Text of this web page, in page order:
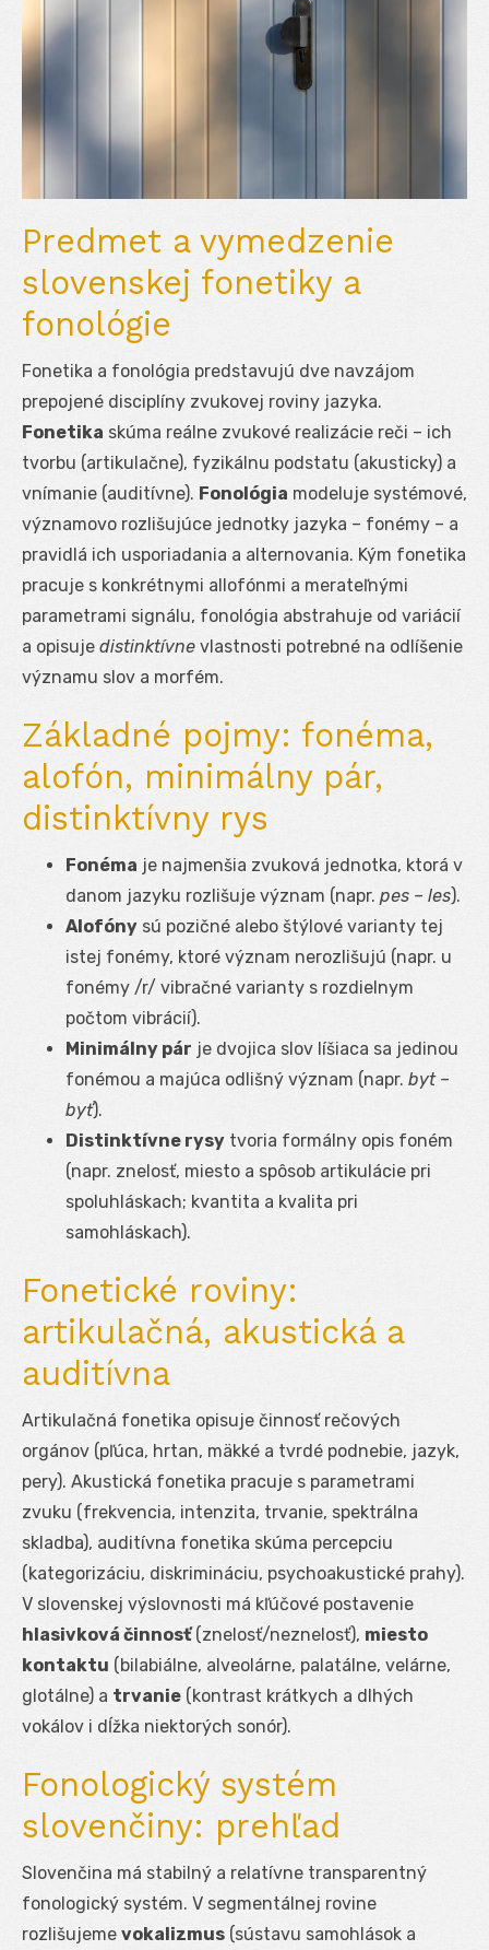
Predmet a vymedzenie
slovenskej fonetiky a
fonológie
Fonetika a fonológia predstavujú dve navzájom
prepojené disciplíny zvukovej roviny jazyka.
Fonetika skúma reálne zvukové realizácie reči – ich
tvorbu (artikulačne), fyzikálnu podstatu (akusticky) a
vnímanie (auditívne). Fonológia modeluje systémové,
významovo rozlišujúce jednotky jazyka – fonémy – a
pravidlá ich usporiadania a alternovania. Kým fonetika
pracuje s konkrétnymi allofónmi a merateľnými
parametrami signálu, fonológia abstrahuje od variácií
a opisuje distinktívne vlastnosti potrebné na odlíšenie
významu slov a morfém.
Základné pojmy: fonéma,
alofón, minimálny pár,
distinktívny rys
Fonéma je najmenšia zvuková jednotka, ktorá v
danom jazyku rozlišuje význam (napr. pes – les).
Alofóny sú pozičné alebo štýlové varianty tej
istej fonémy, ktoré význam nerozlišujú (napr. u
fonémy /r/ vibračné varianty s rozdielnym
počtom vibrácií).
Minimálny pár je dvojica slov líšiaca sa jedinou
fonémou a majúca odlišný význam (napr. byt –
byť).
Distinktívne rysy tvoria formálny opis foném
(napr. znelosť, miesto a spôsob artikulácie pri
spoluhláskach; kvantita a kvalita pri
samohláskach).
Fonetické roviny:
artikulačná, akustická a
auditívna
Artikulačná fonetika opisuje činnosť rečových
orgánov (pľúca, hrtan, mäkké a tvrdé podnebie, jazyk,
pery). Akustická fonetika pracuje s parametrami
zvuku (frekvencia, intenzita, trvanie, spektrálna
skladba), auditívna fonetika skúma percepciu
(kategorizáciu, diskrimináciu, psychoakustické prahy).
V slovenskej výslovnosti má kľúčové postavenie
hlasivková činnosť(znelosť/neznelosť), miesto
kontaktu (bilabiálne, alveolárne, palatálne, velárne,
glotálne) a trvanie (kontrast krátkych a dlhých
vokálov i dĺžka niektorých sonór).
Fonologický systém
slovenčiny: prehľad
Slovenčina má stabilný a relatívne transparentný
fonologický systém. V segmentálnej rovine
rozlišujeme vokalizmus (sústavu samohlások a